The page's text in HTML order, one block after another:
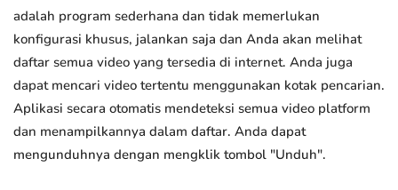
adalah program sederhana dan tidak memerlukan
konfigurasi khusus, jalankan saja dan Anda akan melihat
daftar semua video yang tersedia di internet. Anda juga
dapat mencari video tertentu menggunakan kotak pencarian.
Aplikasi secara otomatis mendeteksi semua video platform
dan menampilkannya dalam daftar. Anda dapat
mengunduhnya dengan mengklik tombol "Unduh".